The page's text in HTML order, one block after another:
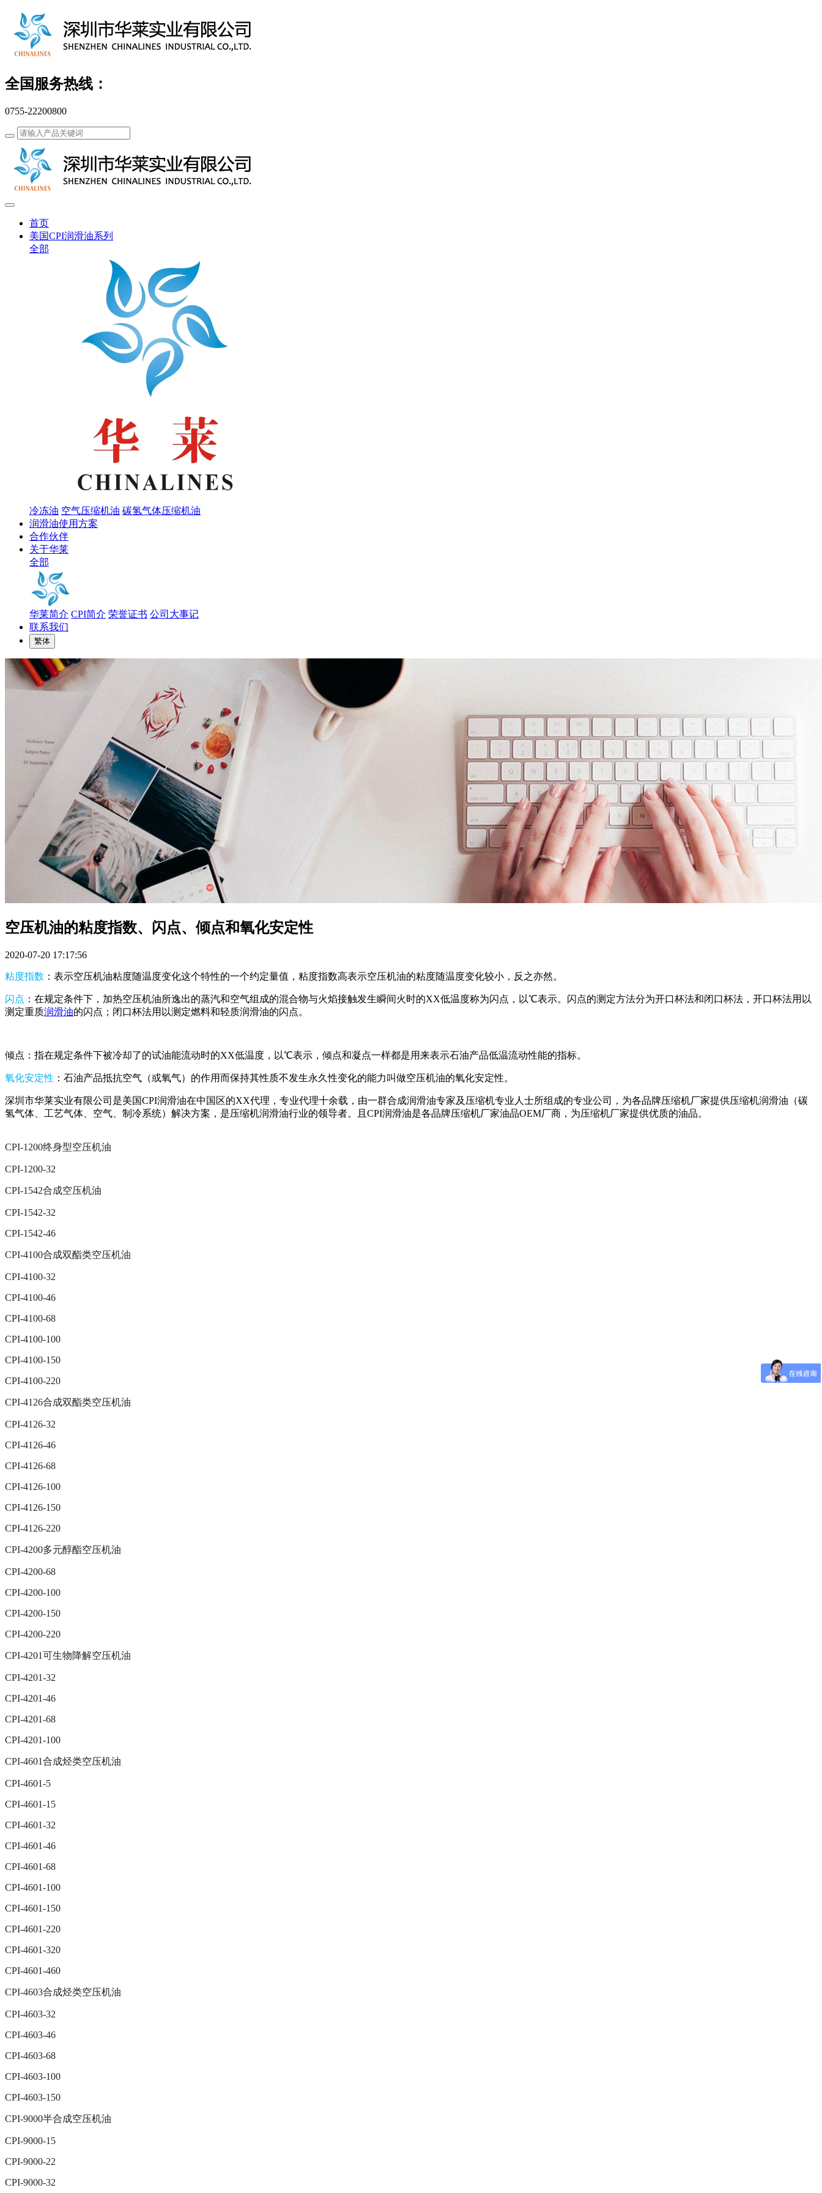
全国服务热线：
0755-22200800
首页
美国CPI润滑油系列
全部
冷冻油 空气压缩机油 碳氢气体压缩机油
润滑油使用方案
合作伙伴
关于华莱
全部
华莱简介 CPI简介 荣誉证书 公司大事记
联系我们
繁体
空压机油的粘度指数、闪点、倾点和氧化安定性
2020-07-20 17:17:56
粘度指数 ：表示空压机油粘度随温度变化这个特性的一个约定量值，粘度指数高表示空压机油的粘度随温度变化较小，反之亦然。
闪点 ：在规定条件下，加热空压机油所逸出的蒸汽和空气组成的混合物与火焰接触发生瞬间火时的XX低温度称为闪点，以℃表示。闪点的测定方法分为开口杯法和闭口杯法，开口杯法用以
测定重质润滑油的闪点；闭口杯法用以测定燃料和轻质润滑油的闪点。
倾点：指在规定条件下被冷却了的试油能流动时的XX低温度，以℃表示，倾点和凝点一样都是用来表示石油产品低温流动性能的指标。
氧化安定性 ：石油产品抵抗空气（或氧气）的作用而保持其性质不发生永久性变化的能力叫做空压机油的氧化安定性。
深圳市华莱实业有限公司是美国CPI润滑油在中国区的XX代理，专业代理十余载，由一群合成润滑油专家及压缩机专业人士所组成的专业公司，为各品牌压缩机厂家提供压缩机润滑油（碳
氢气体、工艺气体、空气、制冷系统）解决方案，是压缩机润滑油行业的领导者。且CPI润滑油是各品牌压缩机厂家油品OEM厂商，为压缩机厂家提供优质的油品。
CPI-1200终身型空压机油
CPI-1200-32
CPI-1542合成空压机油
CPI-1542-32
CPI-1542-46
CPI-4100合成双酯类空压机油
CPI-4100-32
CPI-4100-46
CPI-4100-68
CPI-4100-100
CPI-4100-150
CPI-4100-220
CPI-4126合成双酯类空压机油
CPI-4126-32
CPI-4126-46
CPI-4126-68
CPI-4126-100
CPI-4126-150
CPI-4126-220
CPI-4200多元醇酯空压机油
CPI-4200-68
CPI-4200-100
CPI-4200-150
CPI-4200-220
CPI-4201可生物降解空压机油
CPI-4201-32
CPI-4201-46
CPI-4201-68
CPI-4201-100
CPI-4601合成烃类空压机油
CPI-4601-5
CPI-4601-15
CPI-4601-32
CPI-4601-46
CPI-4601-68
CPI-4601-100
CPI-4601-150
CPI-4601-220
CPI-4601-320
CPI-4601-460
CPI-4603合成烃类空压机油
CPI-4603-32
CPI-4603-46
CPI-4603-68
CPI-4603-100
CPI-4603-150
CPI-9000半合成空压机油
CPI-9000-15
CPI-9000-22
CPI-9000-32